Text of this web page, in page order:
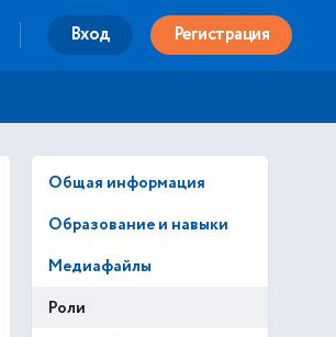
Вход Регистрация
Общая информация
Образование и навыки
Медиафайлы
Роли